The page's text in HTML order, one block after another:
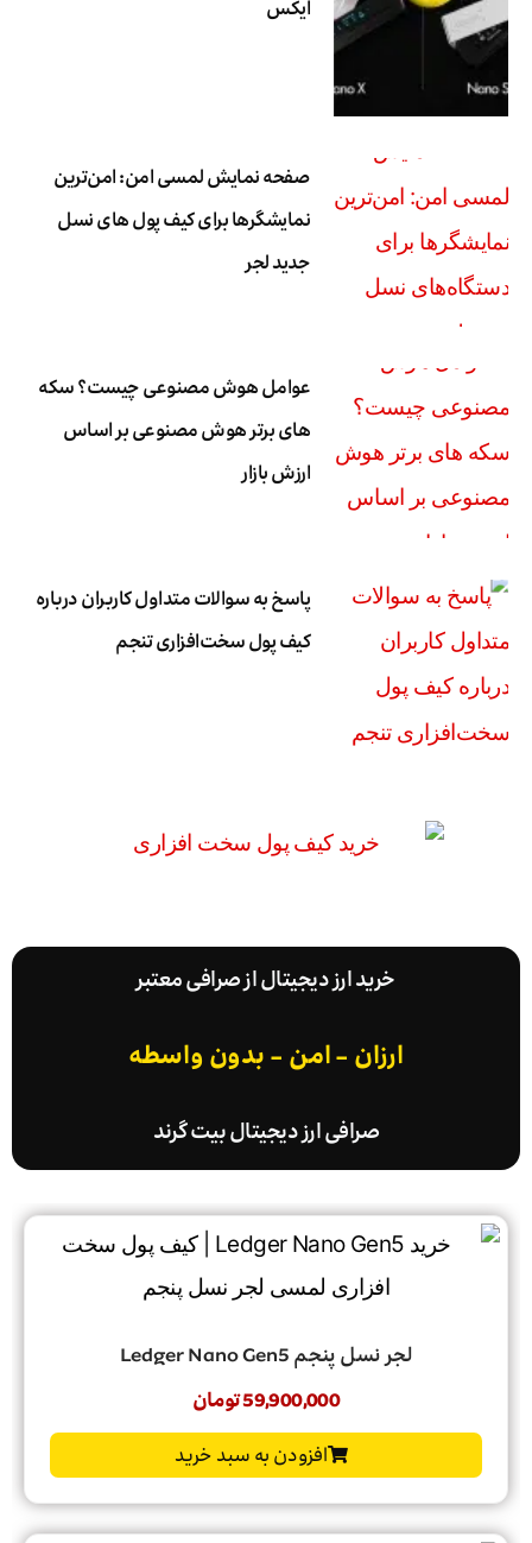
ایکس
صفحه نمایش لمسی امن: امن‌ترین
نمایشگرها برای کیف پول های نسل
جدید لجر
عوامل هوش مصنوعی چیست؟ سکه
های برتر هوش مصنوعی بر اساس
ارزش بازار
پاسخ به سوالات متداول کاربران درباره
کیف پول سخت‌افزاری تنجم
خرید ارز دیجیتال از صرافی معتبر
ارزان - امن - بدون واسطه
صرافی ارز دیجیتال بیت گرند
لجر نسل پنجم Ledger Nano Gen5
59,900,000تومان
افزودن به سبد خرید